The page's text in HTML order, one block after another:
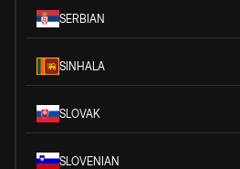
SERBIAN
SINHALA
SLOVAK
SLOVENIAN